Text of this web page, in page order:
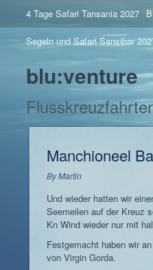
4 Tage Safari Tansania 2027
Segeln und Safari Sansibar
blu:venture
Manchioneel
ByMartin
Und wieder hatten wir
Seemeilen auf der Kreuz
Kn Wind wieder nur mit
Festgemacht haben wir
von Virgin Gorda.